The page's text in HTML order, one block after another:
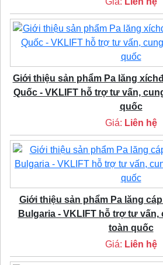
Giới thiệu sản phẩm Pa lăng
Quốc - VKLIFT hỗ trợ tư vấn,
quốc
Giá: Liên hệ
Giới thiệu sản phẩm Pa lăng
Bulgaria - VKLIFT hỗ trợ tư vấn,
toàn quốc
Giá: Liên hệ